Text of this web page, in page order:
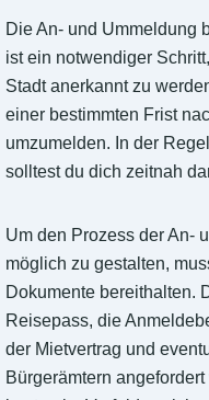
Die An- und Ummeldung
ist ein notwendiger
Stadt anerkannt zu
einer bestimmten Frist
umzumelden. In der
solltest du dich zeitnah
Um den Prozess der An-
möglich zu gestalten,
Dokumente bereithalten.
Reisepass, die
der Mietvertrag und
Bürgerämtern